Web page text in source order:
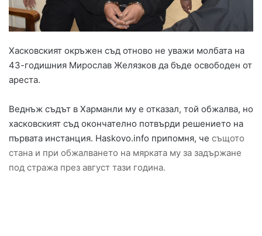
Хасковският окръжен съд отново не уважи молбата на
43-годишния Мирослав Желязков да бъде освободен от
ареста.
Веднъж съдът в Харманли му е отказал, той обжалва, но
хасковският съд окончателно потвърди решението на
първата инстанция. Haskovo.info припомня, че същото
стана и при обжалването на мярката му за задържане
под стража през август тази година.